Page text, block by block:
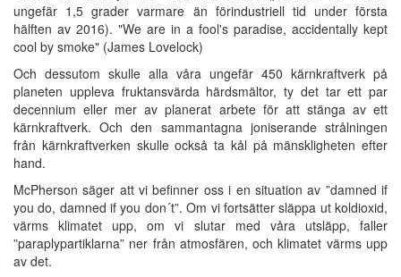
ungefär 1,5 grader varmare än förindustriell tid under första
hälften av 2016). "We are in a fool's paradise, accidentally kept
cool by smoke" (James Lovelock)
Och dessutom skulle alla våra ungefär 450 kärnkraftverk på
planeten uppleva fruktansvärda härdsmältor, ty det tar ett par
decennium eller mer av planerat arbete för att stänga av ett
kärnkraftverk. Och den sammantagna joniserande strålningen
från kärnkraftverken skulle också ta kål på mänskligheten efter
hand.
McPherson säger att vi befinner oss i en situation av ”damned if
you do, damned if you don´t”. Om vi fortsätter släppa ut koldioxid,
värms klimatet upp, om vi slutar med våra utsläpp, faller
”paraplypartiklarna” ner från atmosfären, och klimatet värms upp
av det.